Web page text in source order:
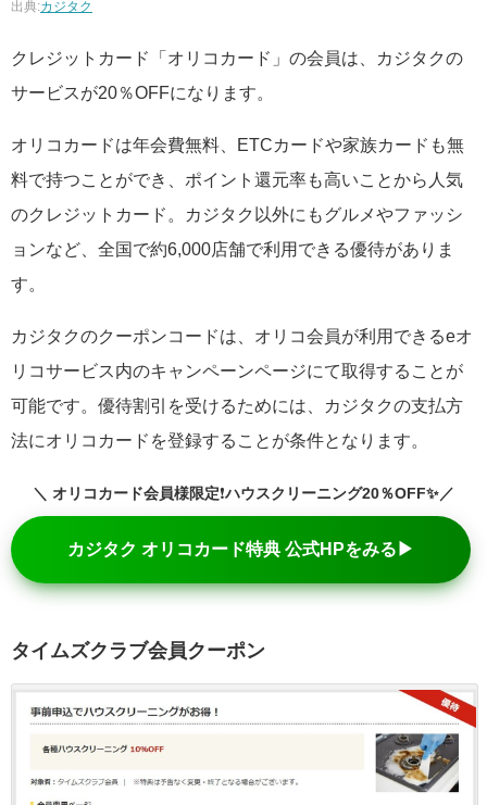
出典:カジタク
クレジットカード「オリコカード」の会員は、カジタクの
サービスが20％OFFになります。
オリコカードは年会費無料、ETCカードや家族カードも無
料で持つことができ、ポイント還元率も高いことから人気
のクレジットカード。カジタク以外にもグルメやファッシ
ョンなど、全国で約6,000店舗で利用できる優待がありま
す。
カジタクのクーポンコードは、オリコ会員が利用できるeオ
リコサービス内のキャンペーンページにて取得することが
可能です。優待割引を受けるためには、カジタクの支払方
法にオリコカードを登録することが条件となります。
＼ オリコカード会員様限定❗ハウスクリーニング20％OFF✨／
カジタク オリコカード特典 公式HPをみる▶
タイムズクラブ会員クーポン